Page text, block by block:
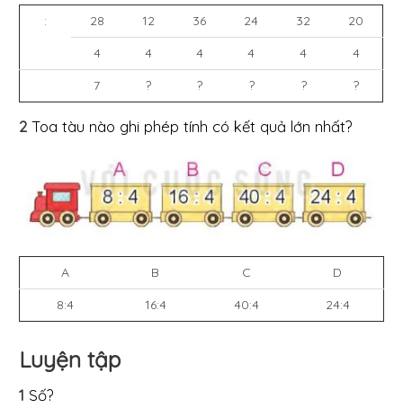
: 28 12 36 24 32
20
4
4 4 4 4
4
7
? ? ? ? ?
2 Toa tàu nào ghi phép tính có kết quả lớn nhất?
A B C
D
8:4
16:4 40:4 24:4
Luyện tập
1 Số?